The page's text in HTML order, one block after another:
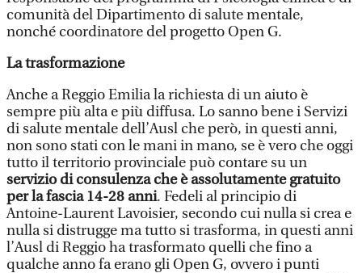
comunità del Dipartimento di salute mentale,
nonché coordinatore del progetto Open G.
La trasformazione
Anche a Reggio Emilia la richiesta di un aiuto è
sempre più alta e più diffusa. Lo sanno bene i Servizi
di salute mentale dell’Ausl che però, in questi anni,
non sono stati con le mani in mano, se è vero che oggi
tutto il territorio provinciale può contare su un
servizio di consulenza che è assolutamente gratuito
per la fascia 14-28 anni. Fedeli al principio di
Antoine-Laurent Lavoisier, secondo cui nulla si crea e
nulla si distrugge ma tutto si trasforma, in questi anni
l’Ausl di Reggio ha trasformato quelli che fino a
qualche anno fa erano gli Open G, ovvero i punti